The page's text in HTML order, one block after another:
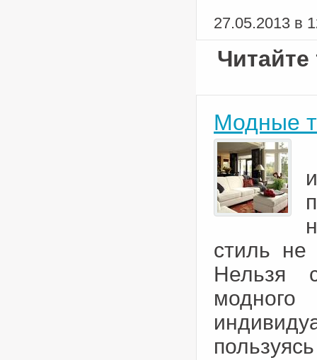
27.05.2013 в
Читайте
Модные
стиль
Нельзя